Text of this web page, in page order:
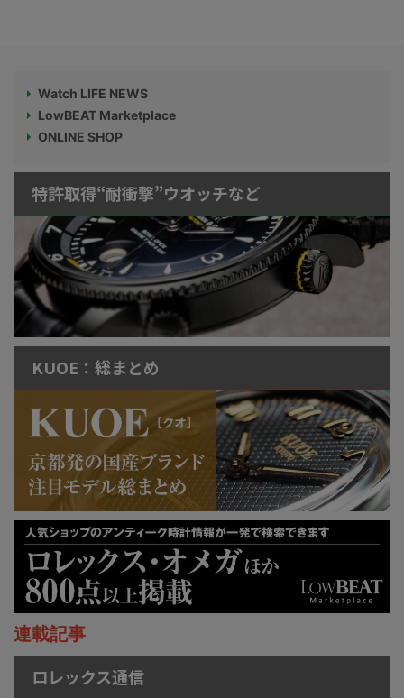
Watch LIFE NEWS
LowBEAT Marketplace
ONLINE SHOP
特許取得“耐衝撃”ウオッチなど
KUOE：総まとめ
連載記事
ロレックス通信